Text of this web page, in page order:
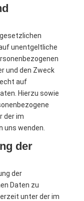
unentgeltliche
und den Zweck
auf
Hierzu sowie
der im
uns wenden.
der
der
Daten zu
unter der im